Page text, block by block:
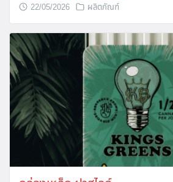
22/05/2026 ผลิตภัณฑ์